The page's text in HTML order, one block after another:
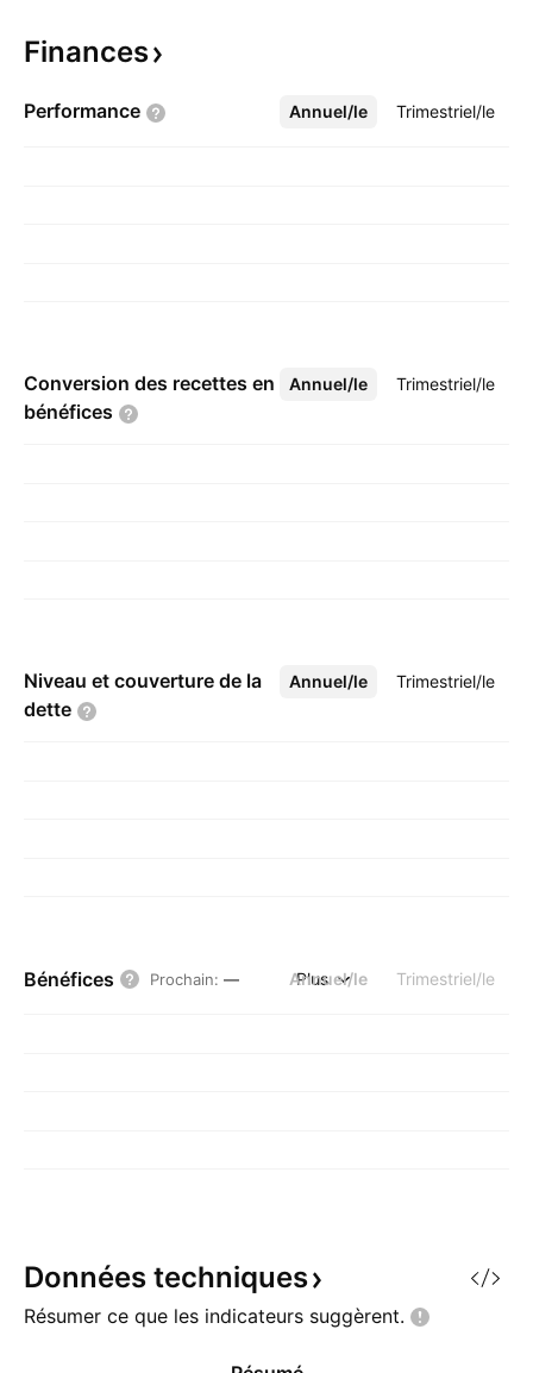
Finances
Performance Annuel/le Trimestriel/le
Plus
Conversion des recettes en
bénéfices
Annuel/le Trimestriel/le
Plus
Niveau et couverture de la
dette
Annuel/le Trimestriel/le
Plus
Bénéfices Prochain: — Annuel/le Trimestriel/le
Plus
Données techniques
Résumer ce que les indicateurs suggèrent.